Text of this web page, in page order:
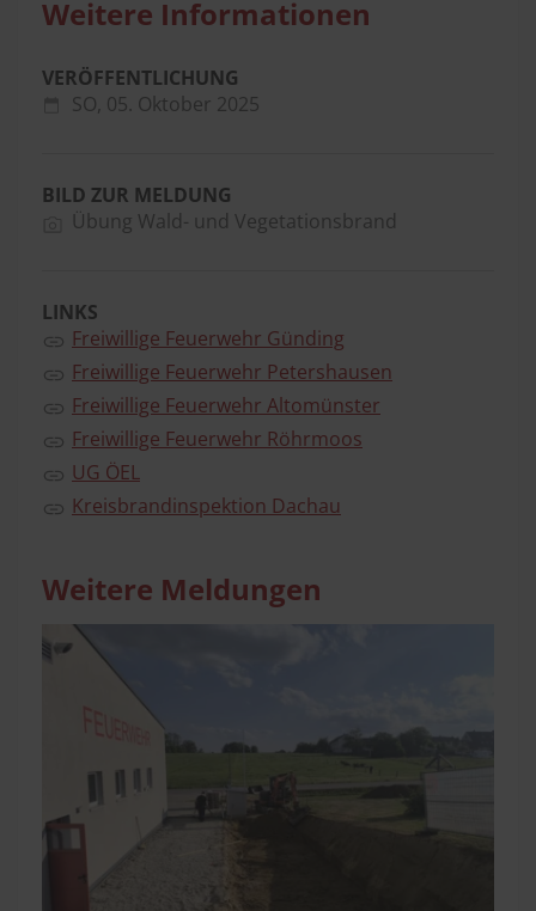
Weitere Informationen
VERÖFFENTLICHUNG
SO, 05. Oktober 2025
BILD ZUR MELDUNG
Übung Wald- und Vegetationsbrand
LINKS
Freiwillige Feuerwehr Günding
Freiwillige Feuerwehr Petershausen
Freiwillige Feuerwehr Altomünster
Freiwillige Feuerwehr Röhrmoos
UG ÖEL
Kreisbrandinspektion Dachau
Weitere Meldungen